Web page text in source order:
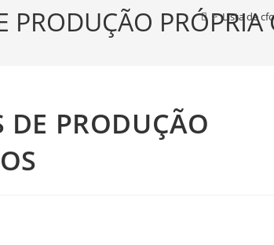
PRODUÇÃO PRÓPRIA
> Lista de
DE PRODUÇÃO